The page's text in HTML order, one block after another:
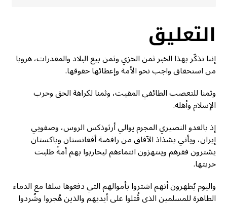
التعليق
إننا نذكّر بهذا الخبر ثمن الخزي وثمن بيع البلاد والمقدرات، هروبا
من استحقاق واجب نحو الأمة وإعطائها حقوقها.
وثمنا للتعصب الطائفي المقيت، وثمنا لكراهة الحق وحرب
الإسلام وأهله.
إذ بالعدو النصيري المجرم يوالي أرثوذكس الروس، وصفويي
إيران، ويأتي بشذاذ الآفاق من رافضة أفغانستان وباكستان
يشترون فقرهم وينتهزون انتماءهم ليحاربوا بهم أمةً طلبت
حريتها.
واليوم يُظهرون أنهم اشتروا بأموالهم التي دفعوها سلفا مع الدماء
الطاهرة للمسلمين الذي قُتلوا على أيديهم والذين هُجروا وشُردوا